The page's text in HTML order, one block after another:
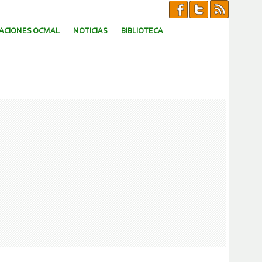
OCMAL NOTICIAS BIBLIOTECA